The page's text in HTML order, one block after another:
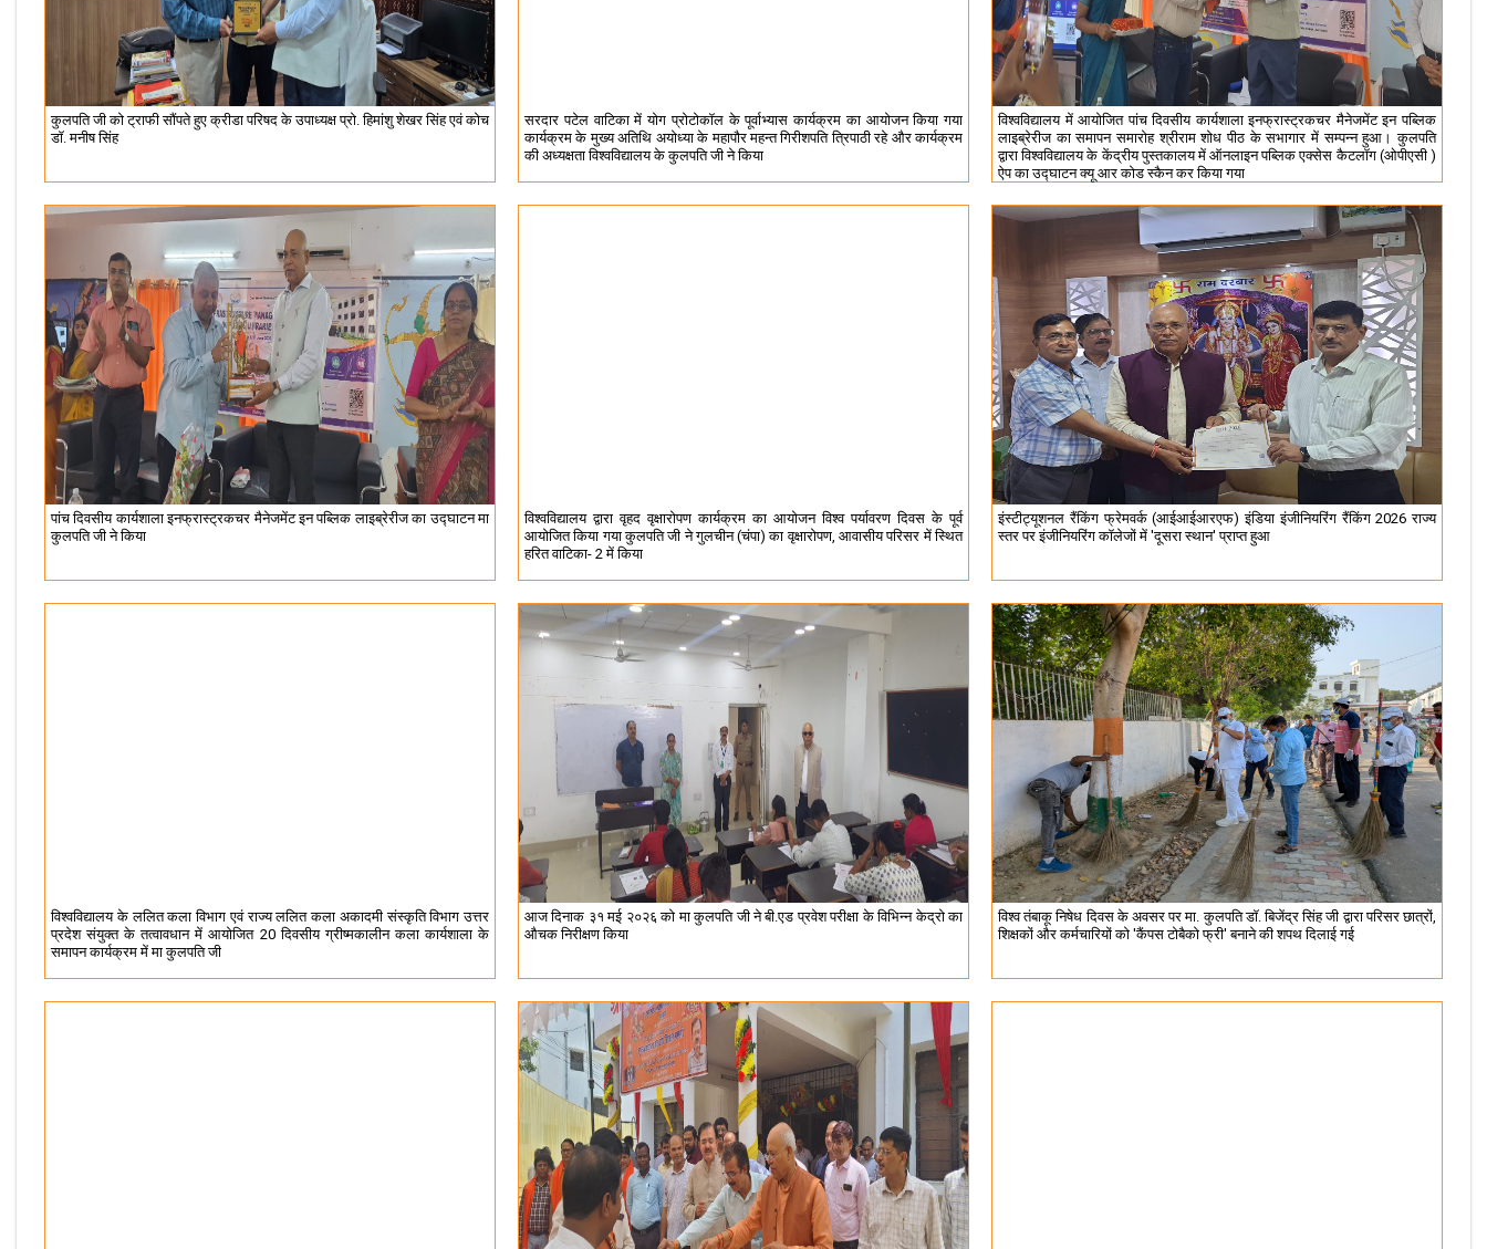
कुलपति जी को ट्राफी सौंपते हुए क्रीडा परिषद के उपाध्यक्ष प्रो. हिमांशु शेखर सिंह एवं कोच
डॉ. मनीष सिंह
सरदार पटेल वाटिका में योग प्रोटोकॉल के पूर्वाभ्यास कार्यक्रम का आयोजन किया गया
कार्यक्रम के मुख्य अतिथि अयोध्या के महापौर महन्त गिरीशपति त्रिपाठी रहे और कार्यक्रम
की अध्यक्षता विश्वविद्यालय के कुलपति जी ने किया
विश्वविद्यालय में आयोजित पांच दिवसीय कार्यशाला इनफ्रास्ट्रकचर मैनेजमेंट इन पब्लिक
लाइब्रेरीज का समापन समारोह श्रीराम शोध पीठ के सभागार में सम्पन्न हुआ। कुलपति
द्वारा विश्वविद्यालय के केंद्रीय पुस्तकालय में ऑनलाइन पब्लिक एक्सेस कैटलॉग (ओपीएसी )
ऐप का उद्घाटन क्यू आर कोड स्कैन कर किया गया
पांच दिवसीय कार्यशाला इनफ्रास्ट्रकचर मैनेजमेंट इन पब्लिक लाइब्रेरीज का उद्घाटन मा
कुलपति जी ने किया
विश्वविद्यालय द्वारा वृहद वृक्षारोपण कार्यक्रम का आयोजन विश्व पर्यावरण दिवस के पूर्व
आयोजित किया गया कुलपति जी ने गुलचीन (चंपा) का वृक्षारोपण, आवासीय परिसर में स्थित
हरित वाटिका- 2 में किया
इंस्टीट्यूशनल रैंकिंग फ्रेमवर्क (आईआईआरएफ) इंडिया इंजीनियरिंग रैंकिंग 2026 राज्य
स्तर पर इंजीनियरिंग कॉलेजों में 'दूसरा स्थान' प्राप्त हुआ
विश्वविद्यालय के ललित कला विभाग एवं राज्य ललित कला अकादमी संस्कृति विभाग उत्तर
प्रदेश संयुक्त के तत्वावधान में आयोजित 20 दिवसीय ग्रीष्मकालीन कला कार्यशाला के
समापन कार्यक्रम में मा कुलपति जी
आज दिनाक ३१ मई २०२६ को मा कुलपति जी ने बी.एड प्रवेश परीक्षा के विभिन्न केद्रो का
औचक निरीक्षण किया
विश्व तंबाकू निषेध दिवस के अवसर पर मा. कुलपति डॉ. बिजेंद्र सिंह जी द्वारा परिसर छात्रों,
शिक्षकों और कर्मचारियों को 'कैंपस टोबैको फ्री' बनाने की शपथ दिलाई गई